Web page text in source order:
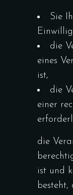
Sie
die
eines
ist,
die
einer
die
ist und
besteht,